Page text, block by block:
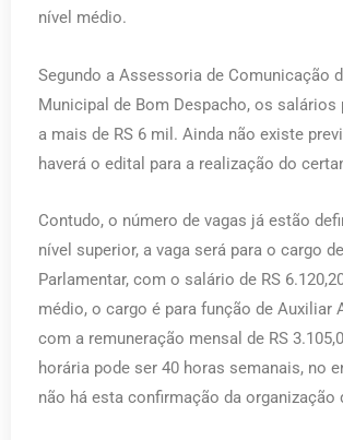
nível médio.
Segundo a Assessoria de Comunicação
Municipal de Bom Despacho, os salários
a mais de RS 6 mil. Ainda não existe
haverá o edital para a realização do
Contudo, o número de vagas já estão
nível superior, a vaga será para o cargo
Parlamentar, com o salário de RS
médio, o cargo é para função de Auxiliar
com a remuneração mensal de RS
horária pode ser 40 horas semanais, no
não há esta confirmação da organização